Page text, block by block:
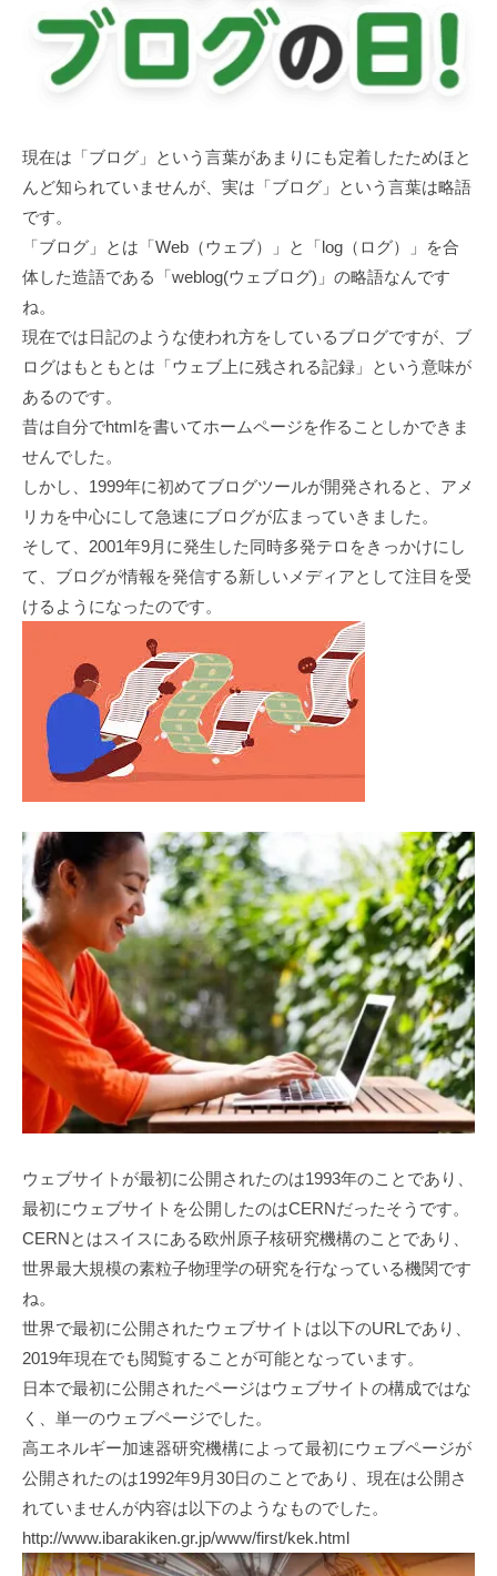
現在は「ブログ」という言葉があまりにも定着したためほと
んど知られていませんが、実は「ブログ」という言葉は略語
です。
「ブログ」とは「Web（ウェブ）」と「log（ログ）」を合
体した造語である「weblog(ウェブログ)」の略語なんです
ね。
現在では日記のような使われ方をしているブログですが、ブ
ログはもともとは「ウェブ上に残される記録」という意味が
あるのです。
昔は自分でhtmlを書いてホームページを作ることしかできま
せんでした。
しかし、1999年に初めてブログツールが開発されると、アメ
リカを中心にして急速にブログが広まっていきました。
そして、2001年9月に発生した同時多発テロをきっかけにし
て、ブログが情報を発信する新しいメディアとして注目を受
けるようになったのです。
ウェブサイトが最初に公開されたのは1993年のことであり、
最初にウェブサイトを公開したのはCERNだったそうです。
CERNとはスイスにある欧州原子核研究機構のことであり、
世界最大規模の素粒子物理学の研究を行なっている機関です
ね。
世界で最初に公開されたウェブサイトは以下のURLであり、
2019年現在でも閲覧することが可能となっています。
日本で最初に公開されたページはウェブサイトの構成ではな
く、単一のウェブページでした。
高エネルギー加速器研究機構によって最初にウェブページが
公開されたのは1992年9月30日のことであり、現在は公開さ
れていませんが内容は以下のようなものでした。
http://www.ibarakiken.gr.jp/www/first/kek.html